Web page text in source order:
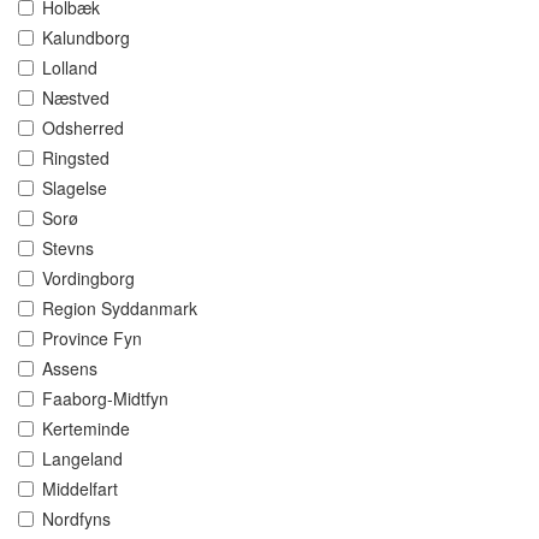
Holbæk
Kalundborg
Lolland
Næstved
Odsherred
Ringsted
Slagelse
Sorø
Stevns
Vordingborg
Region Syddanmark
Province Fyn
Assens
Faaborg-Midtfyn
Kerteminde
Langeland
Middelfart
Nordfyns